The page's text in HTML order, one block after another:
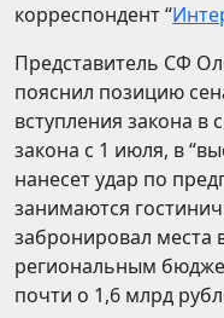
корреспондент “
Представитель СФ
пояснил позицию
вступления закона в
закона с 1 июля, в
нанесет удар по
занимаются
забронировал места
региональным
почти о 1,6 млрд